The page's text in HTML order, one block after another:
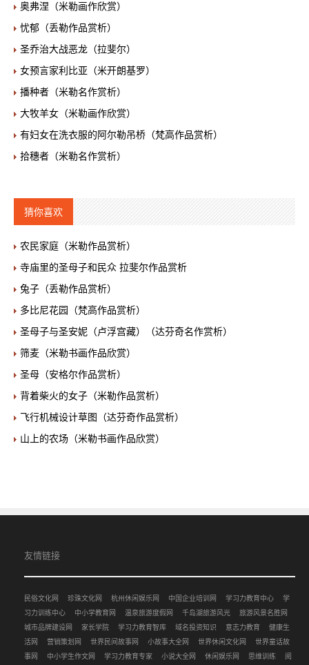
奥弗涅（米勒画作欣赏）
忧郁（丢勒作品赏析）
圣乔治大战恶龙（拉斐尔）
女预言家利比亚（米开朗基罗）
播种者（米勒名作赏析）
大牧羊女（米勒画作欣赏）
有妇女在洗衣服的阿尔勒吊桥（梵高作品赏析）
拾穗者（米勒名作赏析）
猜你喜欢
农民家庭（米勒作品赏析）
寺庙里的圣母子和民众 拉斐尔作品赏析
兔子（丢勒作品赏析）
多比尼花园（梵高作品赏析）
圣母子与圣安妮（卢浮宫藏）（达芬奇名作赏析）
筛麦（米勒书画作品欣赏）
圣母（安格尔作品赏析）
背着柴火的女子（米勒作品赏析）
飞行机械设计草图（达芬奇作品赏析）
山上的农场（米勒书画作品欣赏）
友情链接
民俗文化网 珍珠文化网 杭州休闲娱乐网 中国企业培训网 学习力教育中心
学
习力训练中心
中小学教育网 温泉旅游度假网 千岛湖旅游风光
旅游风景名胜网
城市品牌建设网
家长学院 学习力教育智库 域名投资知识 意志力教育
健康生
活网
营销策划网 世界民间故事网 小故事大全网 世界休闲文化网
世界童话故
事网
中小学生作文网 学习力教育专家 小说大全网 休闲娱乐网 思维训练 阅